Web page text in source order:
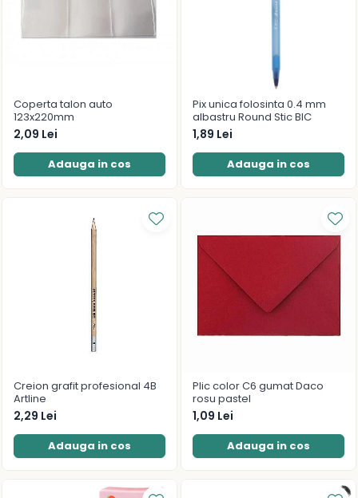
Coperta talon auto
123x220mm
2,09 Lei
Adauga in cos
Pix unica folosinta 0.4 mm
albastru Round Stic BIC
1,89 Lei
Adauga in cos
Creion grafit profesional 4B
Artline
2,29 Lei
Adauga in cos
Plic color C6 gumat Daco
rosu pastel
1,09 Lei
Adauga in cos